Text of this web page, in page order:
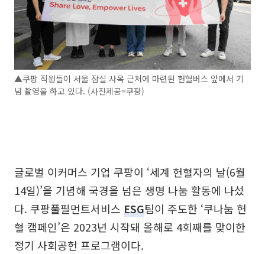
▲쿠팡 직원들이 서울 잠실 사옥 근처에 마련된 헌혈버스 앞에서 기
념 촬영을 하고 있다. (사진제공=쿠팡)
글로벌 이커머스 기업 쿠팡이 ‘세계 헌혈자의 날(6월
14일)’을 기념해 국경을 넘은 생명 나눔 활동에 나섰
다. 쿠팡풀필먼트서비스 ESG팀이 주도한 ‘쿠나눔 헌
혈 캠페인’은 2023년 시작돼 올해로 4회째를 맞이한
정기 사회공헌 프로그램이다.